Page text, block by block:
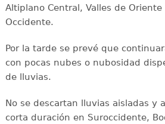
Altiplano Central, Valles de
Occidente.
Por la tarde se prevé que
con pocas nubes o nubosidad
de lluvias.
No se descartan lluvias aisladas y
corta duración en Suroccidente,